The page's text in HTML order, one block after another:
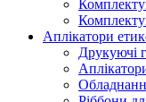
Аплікатори
Друкуючі